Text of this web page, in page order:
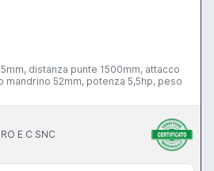
distanza punte 1500mm, attacco
mandrino 52mm, potenza 5,5hp, peso
E C SNC